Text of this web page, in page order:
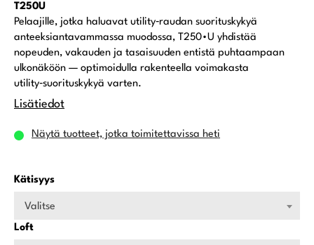
T250U
Pelaajille, jotka haluavat utility‑raudan suorituskykyä
anteeksiantavammassa muodossa, T250•U yhdistää
nopeuden, vakauden ja tasaisuuden entistä puhtaampaan
ulkonäköön — optimoidulla rakenteella voimakasta
utility‑suorituskykyä varten.
Lisätiedot
Näytä tuotteet, jotka toimitettavissa heti
Kätisyys
Valitse
Loft